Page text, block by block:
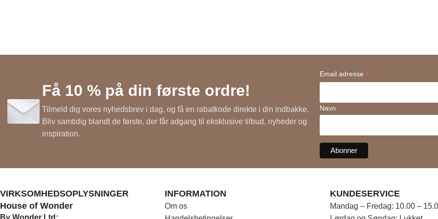
Få 10 % på din første ordre!
Tilmeld dig vores nyhedsbrev i dag, og få en rabatkode direkte i din indbakke.
Bliv samtidig blandt de første, der får adgang til eksklusive tilbud, nyheder og
inspiration.
Email adresse*
Navn
VIRKSOMHEDSOPLYSNINGER
House of Wonder
By Wonder Ltd:
INFORMATION
Om os
KUNDESERVICE
Mandag – Fredag: 10.00 –